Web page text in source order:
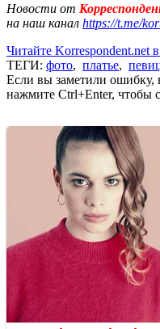
Новости от
на наш канал https://t.me/
Читайте Korrespondent.net
ТЕГИ: фото, платье,
Если вы заметили ошибку,
нажмите Ctrl+Enter, чтобы